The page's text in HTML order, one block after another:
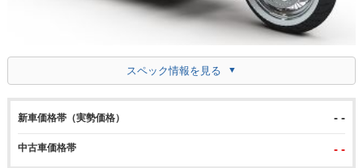
スペック情報を見る
新車価格帯（実勢価格） - -
中古車価格帯 - -